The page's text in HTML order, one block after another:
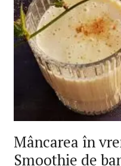
Mâncarea în
Smoothie de